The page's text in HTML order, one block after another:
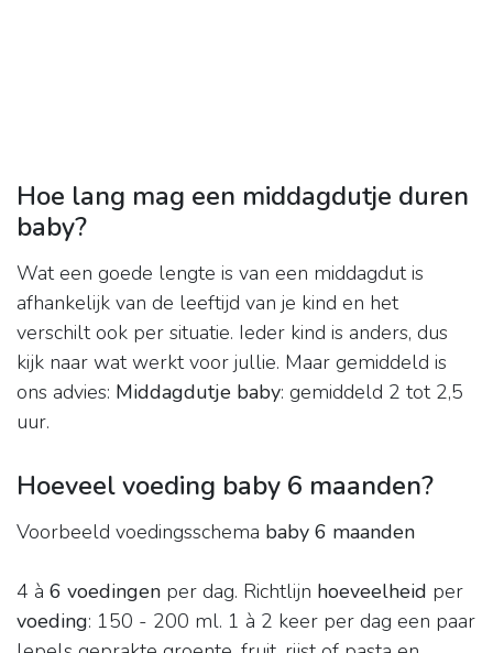
Hoe lang mag een middagdutje duren
baby?
Wat een goede lengte is van een middagdut is
afhankelijk van de leeftijd van je kind en het
verschilt ook per situatie. Ieder kind is anders, dus
kijk naar wat werkt voor jullie. Maar gemiddeld is
ons advies: Middagdutje baby: gemiddeld 2 tot 2,5
uur.
Hoeveel voeding baby 6 maanden?
Voorbeeld voedingsschema baby 6 maanden
4 à 6 voedingen per dag. Richtlijn hoeveelheid per
voeding: 150 - 200 ml. 1 à 2 keer per dag een paar